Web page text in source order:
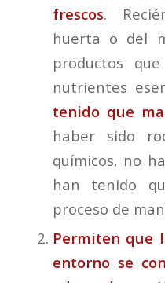
frescos.
huerta o del
productos
nutrientes
tenido que
haber sido
químicos, no
han tenido
proceso de
Permiten que
entorno se